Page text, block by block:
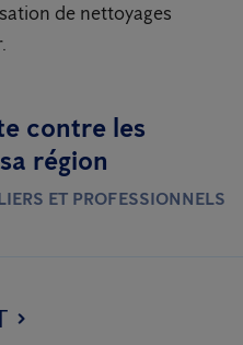
de nettoyages
contre les
région
ET PROFESSIONNELS